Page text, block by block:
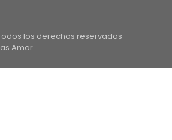
los derechos reservados –
Amor